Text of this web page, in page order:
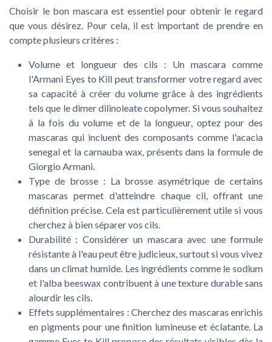
Choisir le bon mascara est essentiel pour obtenir le regard
que vous désirez. Pour cela, il est important de prendre en
compte plusieurs critères :
Volume et longueur des cils : Un mascara comme
l'Armani Eyes to Kill peut transformer votre regard avec
sa capacité à créer du volume grâce à des ingrédients
tels que le dimer dilinoleate copolymer. Si vous souhaitez
à la fois du volume et de la longueur, optez pour des
mascaras qui incluent des composants comme l'acacia
senegal et la carnauba wax, présents dans la formule de
Giorgio Armani.
Type de brosse: La brosse asymétrique de certains
mascaras permet d'atteindre chaque cil, offrant une
définition précise. Cela est particulièrement utile si vous
cherchez à bien séparer vos cils.
Durabilité : Considérer un mascara avec une formule
résistante à l'eau peut être judicieux, surtout si vous vivez
dans un climat humide. Les ingrédients comme le sodium
et l'alba beeswax contribuent à une texture durable sans
alourdir les cils.
Effets supplémentaires : Cherchez des mascaras enrichis
en pigments pour une finition lumineuse et éclatante. La